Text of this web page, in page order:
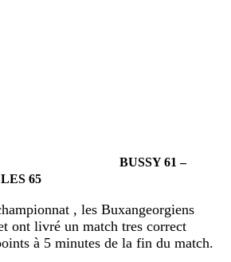
BUSSY 61 –
65
, les Buxangeorgiens
ont livré un match tres correct
à 5 minutes de la fin du match.